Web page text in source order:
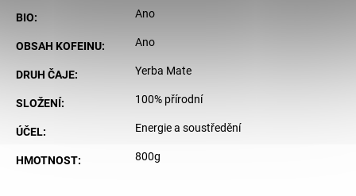
BIO: Ano
OBSAH KOFEINU: Ano
DRUH ČAJE: Yerba Mate
SLOŽENÍ: 100% přírodní
ÚČEL: Energie a soustředění
HMOTNOST: 800g